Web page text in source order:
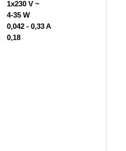
1x230 V ~
4-35 W
0,042 - 0,33 A
0,18